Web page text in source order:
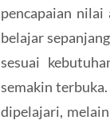
pencapaian nilai
belajar
sesuai
semakin
dipelajari,